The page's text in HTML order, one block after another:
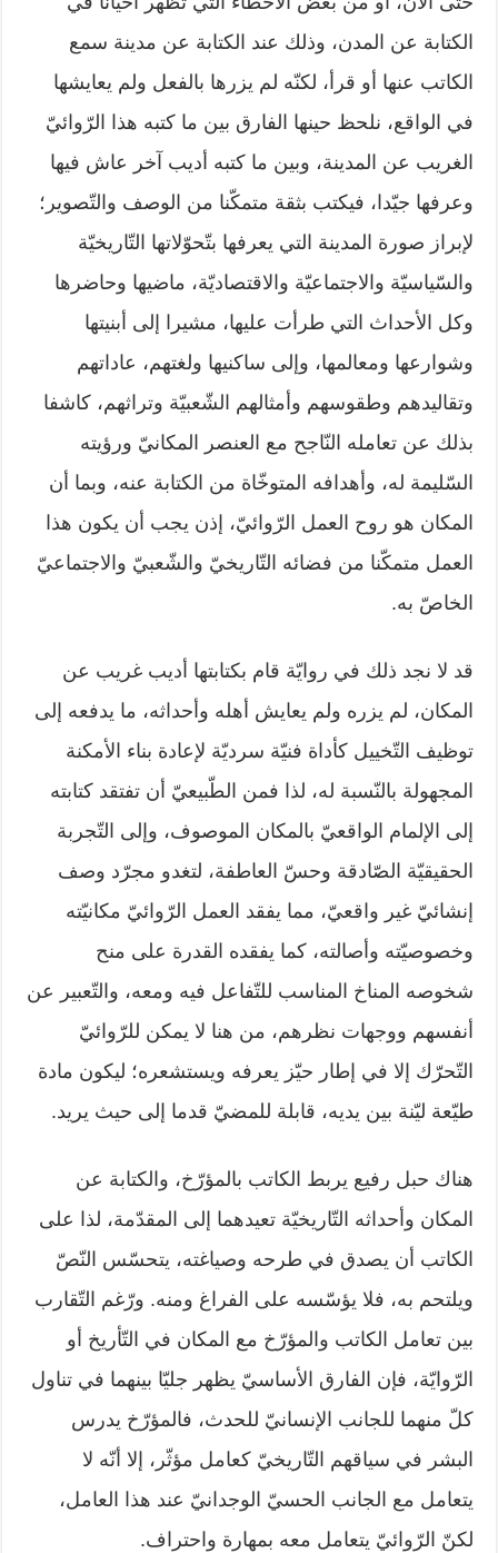
الكتابة عن المدن، وذلك عند الكتابة عن مدينة سمع
الكاتب عنها أو قرأ، لكنّه لم يزرها بالفعل ولم يعايشها
في الواقع، نلحظ حينها الفارق بين ما كتبه هذا الرّوائيّ
الغريب عن المدينة، وبين ما كتبه أديب آخر عاش فيها
وعرفها جيّدا، فيكتب بثقة متمكّنا من الوصف والتّصوير؛
لإبراز صورة المدينة التي يعرفها بتّحوّلاتها التّاريخيّة
والسّياسيّة والاجتماعيّة والاقتصاديّة، ماضيها وحاضرها
وكل الأحداث التي طرأت عليها، مشيرا إلى أبنيتها
وشوارعها ومعالمها، وإلى ساكنيها ولغتهم، عاداتهم
وتقاليدهم وطقوسهم وأمثالهم الشّعبيّة وتراثهم، كاشفا
بذلك عن تعامله النّاجح مع العنصر المكانيّ ورؤيته
السّليمة له، وأهدافه المتوخّاة من الكتابة عنه، وبما أن
المكان هو روح العمل الرّوائيّ، إذن يجب أن يكون هذا
العمل متمكّنا من فضائه التّاريخيّ والشّعبيّ والاجتماعيّ
الخاصّ به.
قد لا نجد ذلك في روايّة قام بكتابتها أديب غريب عن
المكان، لم يزره ولم يعايش أهله وأحداثه، ما يدفعه إلى
توظيف التّخييل كأداة فنيّة سرديّة لإعادة بناء الأمكنة
المجهولة بالنّسبة له، لذا فمن الطّبيعيّ أن تفتقد كتابته
إلى الإلمام الواقعيّ بالمكان الموصوف، وإلى التّجربة
الحقيقيّة الصّادقة وحسّ العاطفة، لتغدو مجرّد وصف
إنشائيّ غير واقعيّ، مما يفقد العمل الرّوائيّ مكانيّته
وخصوصيّته وأصالته، كما يفقده القدرة على منح
شخوصه المناخ المناسب للتّفاعل فيه ومعه، والتّعبير عن
أنفسهم ووجهات نظرهم، من هنا لا يمكن للرّوائيّ
التّحرّك إلا في إطار حيّز يعرفه ويستشعره؛ ليكون مادة
طيّعة ليّنة بين يديه، قابلة للمضيّ قدما إلى حيث يريد.
هناك حبل رفيع يربط الكاتب بالمؤرّخ، والكتابة عن
المكان وأحداثه التّاريخيّة تعيدهما إلى المقدّمة، لذا على
الكاتب أن يصدق في طرحه وصياغته، يتحسّس النّصّ
ويلتحم به، فلا يؤسّسه على الفراغ ومنه. ورّغم التّقارب
بين تعامل الكاتب والمؤرّخ مع المكان في التّأريخ أو
الرّوايّة، فإن الفارق الأساسيّ يظهر جليّا بينهما في تناول
كلّ منهما للجانب الإنسانيّ للحدث، فالمؤرّخ يدرس
البشر في سياقهم التّاريخيّ كعامل مؤثّر، إلا أنّه لا
يتعامل مع الجانب الحسيّ الوجدانيّ عند هذا العامل،
لكنّ الرّوائيّ يتعامل معه بمهارة واحتراف.